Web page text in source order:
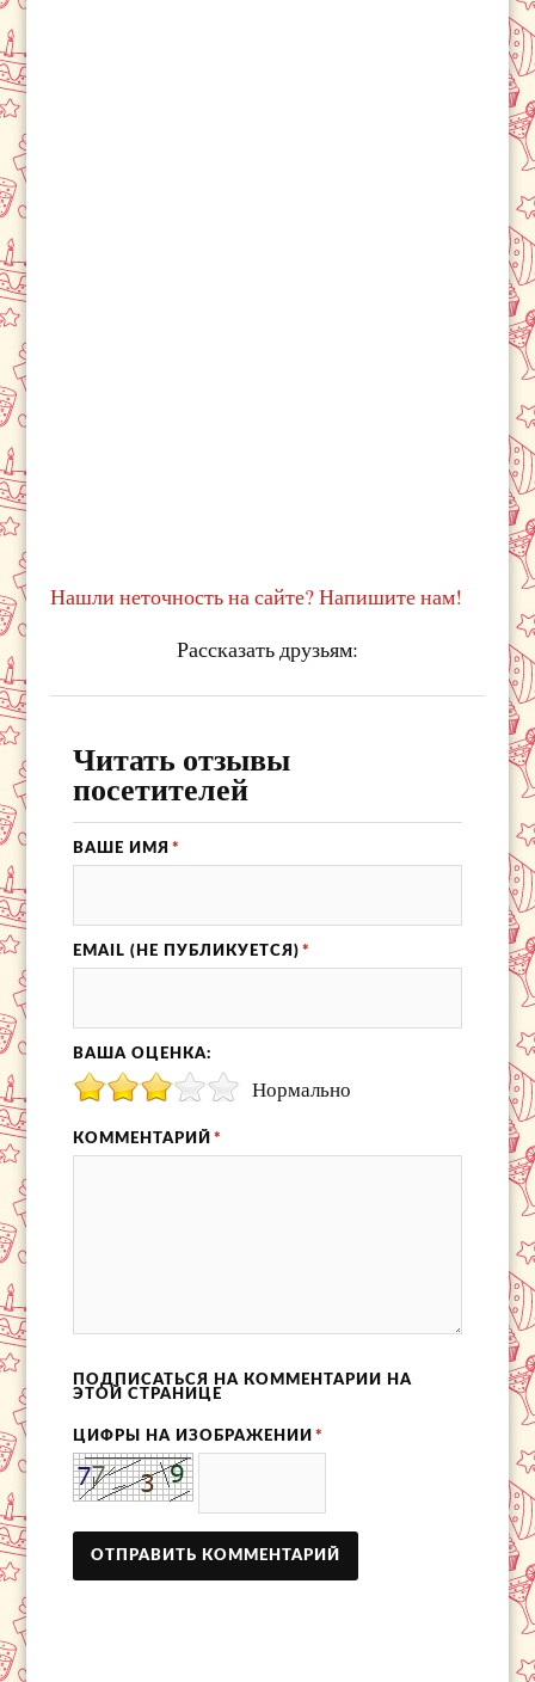
Нашли неточность на сайте? Напишите нам!
Рассказать друзьям:
Читать отзывы
посетителей
ВАШЕ ИМЯ *
EMAIL (НЕ ПУБЛИКУЕТСЯ) *
ВАША ОЦЕНКА:
Нормально
КОММЕНТАРИЙ *
ПОДПИСАТЬСЯ НА КОММЕНТАРИИ НА
ЭТОЙ СТРАНИЦЕ
ЦИФРЫ НА ИЗОБРАЖЕНИИ *